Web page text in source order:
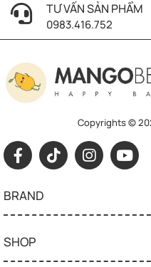
TƯ VẤN SẢN PHẨM
0983.416.752
Copyrights ©
BRAND
SHOP